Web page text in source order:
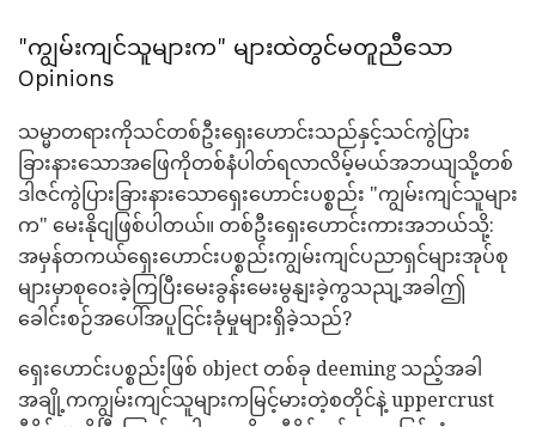
"ကျွမ်းကျင်သူများက" များထဲတွင်မတူညီသော
Opinions
သမ္မာတရားကိုသင်တစ်ဦးရှေးဟောင်းသည်နှင့်သင်ကွဲပြား
ခြားနားသောအဖြေကိုတစ်နံပါတ်ရလာလိမ့်မယ်အဘယျသို့တစ်
ဒါဇင်ကွဲပြားခြားနားသောရှေးဟောင်းပစ္စည်း "ကျွမ်းကျင်သူများ
က" မေးနိုငျဖြစ်ပါတယ်။ တစ်ဦးရှေးဟောင်းကားအဘယ်သို့:
အမှန်တကယ်ရှေးဟောင်းပစ္စည်းကျွမ်းကျင်ပညာရှင်များအုပ်စု
များမှာစုဝေးခဲ့ကြပြီးမေးခွန်းမေးမွနျးခဲ့ကွသညျ့အခါဤ
ခေါင်းစဉ်အပေါ်အပူငြင်းခုံမှုများရှိခဲ့သည်?
ရှေးဟောင်းပစ္စည်းဖြစ် object တစ်ခု deeming သည့်အခါ
အချို့ကကျွမ်းကျင်သူများကမြင့်မားတဲ့စတိုင်နဲ့ uppercrust